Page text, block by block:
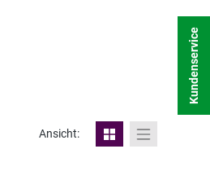
Ansicht:
Kundenservice